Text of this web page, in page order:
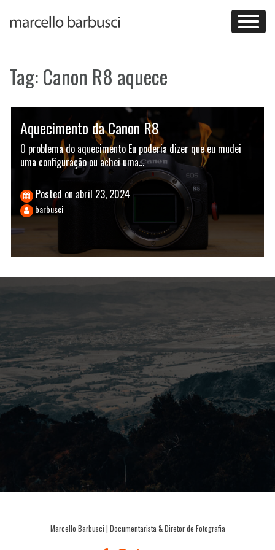
Tag:Canon R8 aquece
Aquecimento da Canon R8
O problema do aquecimento Eu poderia dizer que eu mudei
uma configuração ou achei uma…
Posted on abril 23, 2024
barbusci
Marcello Barbusci | Documentarista & Diretor de Fotografia